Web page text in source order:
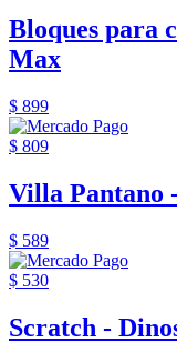
Bloques para
Max
$ 899
$ 809
Villa Pantano
$ 589
$ 530
Scratch -